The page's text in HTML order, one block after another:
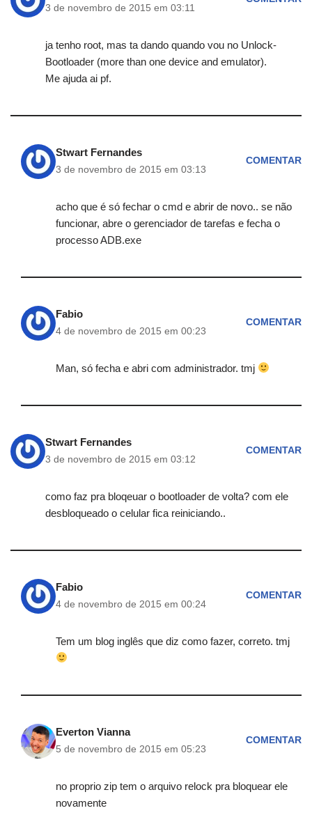
3 de novembro de 2015 em 03:11
ja tenho root, mas ta dando quando vou no Unlock-
Bootloader (more than one device and emulator).
Me ajuda ai pf.
Stwart Fernandes
3 de novembro de 2015 em 03:13
COMENTAR
acho que é só fechar o cmd e abrir de novo.. se não
funcionar, abre o gerenciador de tarefas e fecha o
processo ADB.exe
Fabio
4 de novembro de 2015 em 00:23
COMENTAR
Man, só fecha e abri com administrador. tmj
Stwart Fernandes
3 de novembro de 2015 em 03:12
COMENTAR
como faz pra bloqeuar o bootloader de volta? com ele
desbloqueado o celular fica reiniciando..
Fabio
4 de novembro de 2015 em 00:24
COMENTAR
Tem um blog inglês que diz como fazer, correto. tmj
Everton Vianna
5 de novembro de 2015 em 05:23
COMENTAR
no proprio zip tem o arquivo relock pra bloquear ele
novamente